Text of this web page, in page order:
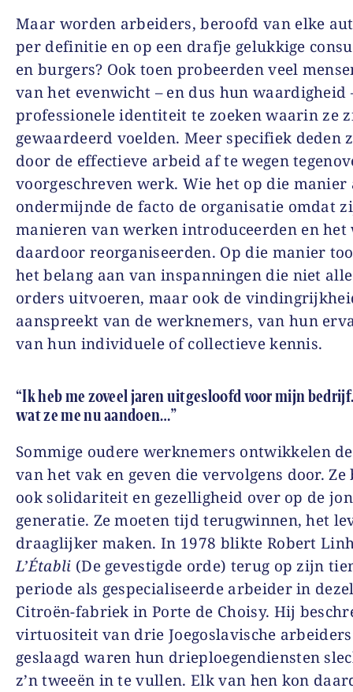
Maar worden arbeiders, beroofd van elke
per definitie en op een drafje gelukkige
en burgers? Ook toen probeerden veel
van het evenwicht – en dus hun waardigheid
professionele identiteit te zoeken waarin ze
gewaardeerd voelden. Meer specifiek deden
door de effectieve arbeid af te wegen
voorgeschreven werk. Wie het op die manier
ondermijnde de facto de organisatie omdat
manieren van werken introduceerden en het
daardoor reorganiseerden. Op die manier
het belang aan van inspanningen die niet
orders uitvoeren, maar ook de
aanspreekt van de werknemers, van hun
van hun individuele of collectieve kennis.
“Ik heb me zoveel jaren uitgesloofd voor mijn
wat ze me nu aandoen…”
Sommige oudere werknemers ontwikkelen
van het vak en geven die vervolgens door. Ze
ook solidariteit en gezelligheid over op de
generatie. Ze moeten tijd terugwinnen, het
draaglijker maken. In 1978 blikte Robert
L’Établi (De gevestigde orde) terug op zijn
periode als gespecialiseerde arbeider in
Citroën-fabriek in Porte de Choisy. Hij
virtuositeit van drie Joegoslavische
geslaagd waren hun drieploegendiensten
z’n tweeën in te vullen. Elk van hen kon